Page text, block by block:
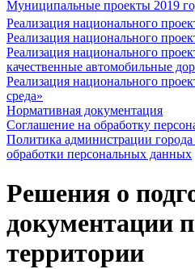
Муниципальные проекты 2019
Реализация национального
Реализация национального
Реализация национального
качественные автомобильные
Реализация национального
среда»
Нормативная документация
Соглашение на обработку
Политика администрации
обработки персональных данных
Решения о
документации
территории